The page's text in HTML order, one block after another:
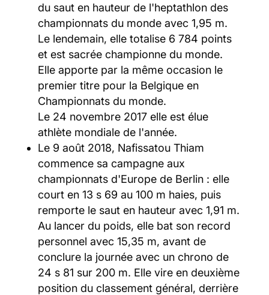
du saut en hauteur de l'heptathlon des
championnats du monde avec 1,95 m.
Le lendemain, elle totalise 6 784 points
et est sacrée championne du monde.
Elle apporte par la même occasion le
premier titre pour la Belgique en
Championnats du monde.
Le 24 novembre 2017 elle est élue
athlète mondiale de l'année.
Le 9 août 2018, Nafissatou Thiam
commence sa campagne aux
championnats d'Europe de Berlin : elle
court en 13 s 69 au 100 m haies, puis
remporte le saut en hauteur avec 1,91 m.
Au lancer du poids, elle bat son record
personnel avec 15,35 m, avant de
conclure la journée avec un chrono de
24 s 81 sur 200 m. Elle vire en deuxième
position du classement général, derrière